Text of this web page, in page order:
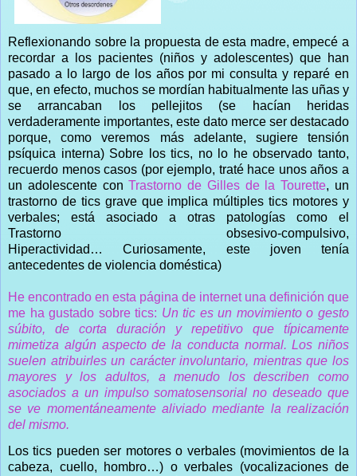
Reflexionando sobre la propuesta de esta madre, empecé a
recordar a los pacientes (niños y adolescentes) que han
pasado a lo largo de los años por mi consulta y reparé en
que, en efecto, muchos se mordían habitualmente las uñas y
se arrancaban los pellejitos (se hacían heridas
verdaderamente importantes, este dato merce ser destacado
porque, como veremos más adelante, sugiere tensión
psíquica interna) Sobre los tics, no lo he observado tanto,
recuerdo menos casos (por ejemplo, traté hace unos años a
un adolescente conTrastorno de Gilles de la Tourette, un
trastorno de tics grave que implica múltiples tics motores y
verbales; está asociado a otras patologías como el
Trastorno obsesivo-compulsivo,
Hiperactividad… Curiosamente, este joven tenía
antecedentes de violencia doméstica)
He encontrado en esta página de internet una definición que
me ha gustado sobre tics: Un tic es un movimiento o gesto
súbito, de corta duración y repetitivo que típicamente
mimetiza algún aspecto de la conducta normal. Los niños
suelen atribuirles un carácter involuntario, mientras que los
mayores y los adultos, a menudo los describen como
asociados a un impulso somatosensorial no deseado que
se ve momentáneamente aliviado mediante la realización
del mismo.
Los tics pueden ser motores o verbales (movimientos de la
cabeza, cuello, hombro…) o verbales (vocalizaciones de